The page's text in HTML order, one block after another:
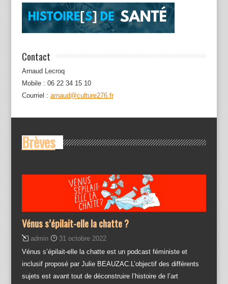
Contact
Arnaud Lecroq
Mobile : 06 22 34 15 10
Courriel : arnaud@culture276.fr
Brèves
Vénus s’épilait-elle la chatte ?
admin
31 octobre 2022
Vénus s’épilait-elle la chatte est un podcast féministe et
inclusif proposé par Julie BEAUZAC.L’objectif des différents
sujets est avant tout de déconstruire l’histoire de l’art